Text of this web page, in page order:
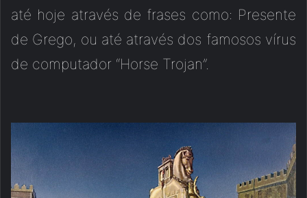
até hoje através de frases como: Presente
de Grego, ou até através dos famosos vírus
de computador “Horse Trojan”.